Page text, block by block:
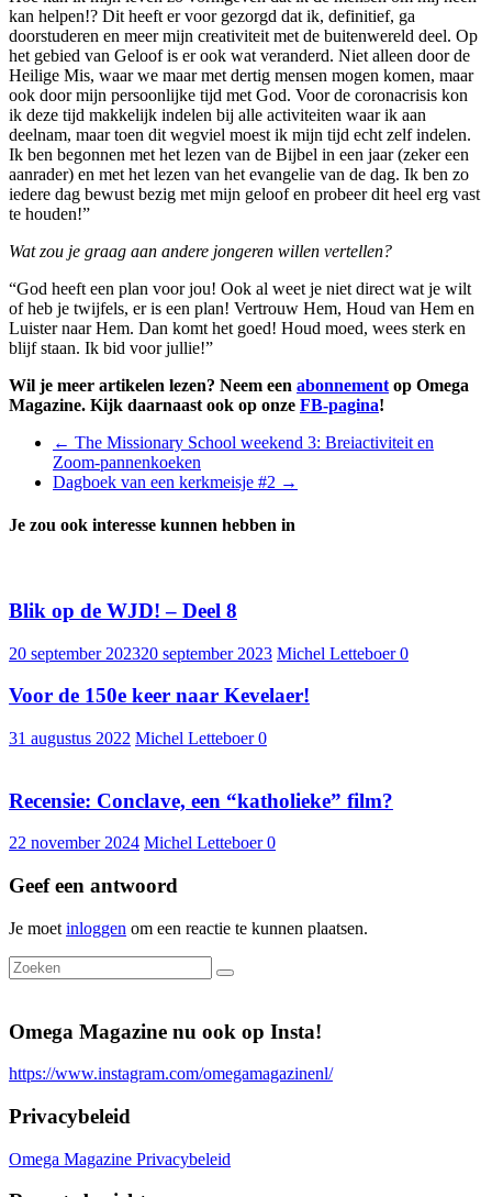
kan helpen!? Dit heeft er voor gezorgd dat ik, definitief, ga
doorstuderen en meer mijn creativiteit met de buitenwereld deel. Op
het gebied van Geloof is er ook wat veranderd. Niet alleen door de
Heilige Mis, waar we maar met dertig mensen mogen komen, maar
ook door mijn persoonlijke tijd met God. Voor de coronacrisis kon
ik deze tijd makkelijk indelen bij alle activiteiten waar ik aan
deelnam, maar toen dit wegviel moest ik mijn tijd echt zelf indelen.
Ik ben begonnen met het lezen van de Bijbel in een jaar (zeker een
aanrader) en met het lezen van het evangelie van de dag. Ik ben zo
iedere dag bewust bezig met mijn geloof en probeer dit heel erg vast
te houden!”
Wat zou je graag aan andere jongeren willen vertellen?
“God heeft een plan voor jou! Ook al weet je niet direct wat je wilt
of heb je twijfels, er is een plan! Vertrouw Hem, Houd van Hem en
Luister naar Hem. Dan komt het goed! Houd moed, wees sterk en
blijf staan. Ik bid voor jullie!”
Wil je meer artikelen lezen? Neem een abonnement op Omega
Magazine. Kijk daarnaast ook op onze FB-pagina!
← The Missionary School weekend 3: Breiactiviteit en
Zoom-pannenkoeken
Dagboek van een kerkmeisje #2 →
Je zou ook interesse kunnen hebben in
Blik op de WJD! – Deel 8
20 september 202320 september 2023 Michel Letteboer0
Voor de 150e keer naar Kevelaer!
31 augustus 2022 Michel Letteboer0
Recensie: Conclave, een “katholieke” film?
22 november 2024 Michel Letteboer0
Geef een antwoord
Je moet inloggen om een reactie te kunnen plaatsen.
Omega Magazine nu ook op Insta!
https://www.instagram.com/omegamagazinenl/
Privacybeleid
Omega Magazine Privacybeleid